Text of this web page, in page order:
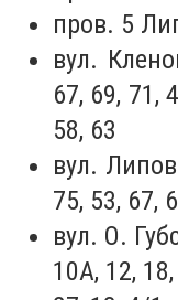
пров. 5
вул.
67, 69, 71,
58, 63
вул.
75, 53, 67,
вул. О.
10А, 12,